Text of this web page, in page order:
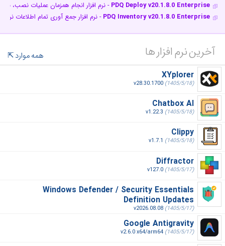
PDQ Deploy v20.1.8.0 Enterprise - نرم افزار انجام همزمان عملیات نصب،
PDQ Inventory v20.1.8.0 Enterprise - نرم افزار جمع آوری تمام اطلاعات
آخرین نرم افزار ها
همه موارد
XYplorer
v28.30.1700 (1405/5/18)
Chatbox AI
v1.22.3 (1405/5/18)
Clippy
v1.7.1 (1405/5/18)
Diffractor
v127.0 (1405/5/17)
Windows Defender / Security Essentials
Definition Updates
v2026.08.08 (1405/5/17)
Google Antigravity
v2.6.0 x64/arm64 (1405/5/17)